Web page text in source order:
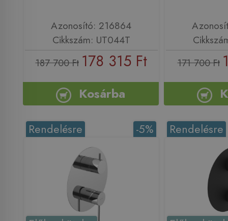
Azonosító: 216864
Cikkszám: UT044T
187 700 Ft 178 315 Ft
Kosárba
171 700 Ft
-5%
Rendelésre Rendelésre